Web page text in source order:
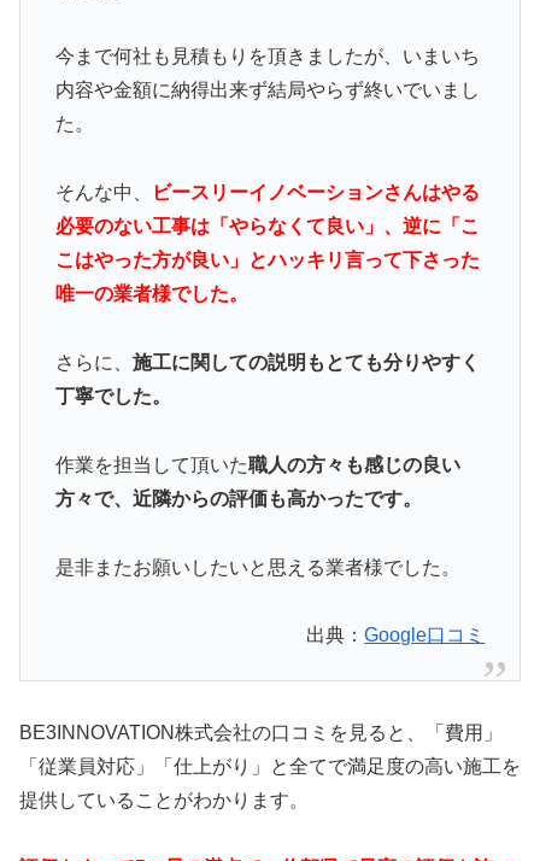
今まで何社も見積もりを頂きましたが、いまいち
内容や金額に納得出来ず結局やらず終いでいまし
た。
そんな中、
ビースリーイノベーションさんはやる
必要のない工事は「やらなくて良い」、逆に「こ
こはやった方が良い」とハッキリ言って下さった
唯一の業者様でした。
さらに、 施工に関しての説明もとても分りやすく
丁寧でした。
作業を担当して頂いた職人の方々も感じの良い
方々で、近隣からの評価も高かったです。
是非またお願いしたいと思える業者様でした。
出典：Google口コミ
BE3INNOVATION株式会社の口コミを見ると、「費用」
「従業員対応」「仕上がり」と全てで満足度の高い施工を
提供していることがわかります。